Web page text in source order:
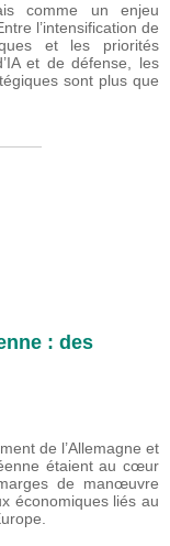
comme un enjeu
l’intensification de
et les priorités
et de défense, les
sont plus que
: des
de l’Allemagne et
étaient au cœur
de manœuvre
économiques liés au